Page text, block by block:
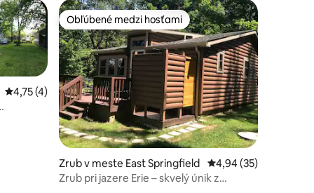
25
Priemerné ohodnotenie 4,75 z 5, počet hodnotení: 4
4,75 (4)
Obľúbené medzi hosťami
Obľúbené medzi hosťami
Zrub v meste East Springfield Priemerné
4,94 (35)
Zrub pri jazere Erie – skvelý únik z